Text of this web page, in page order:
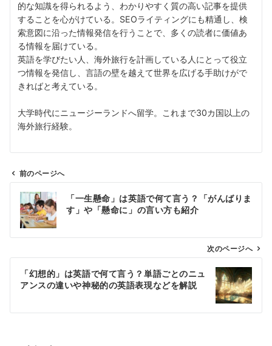
的な知識を得られるよう、わかりやすく質の高い記事を提供
することを心がけている。SEOライティングにも精通し、検
索意図に沿った情報発信を行うことで、多くの読者に価値あ
る情報を届けている。
英語を学びたい人、海外旅行を計画している人にとって役立
つ情報を発信し、言語の壁を越えて世界を広げる手助けがで
きればと考えている。
大学時代にニュージーランドへ留学。これまで30カ国以上の
海外旅行経験。
ビ
ン
前のページへ
「一生懸命」は英語で何て言う？「がんばりま
す」や「懸命に」の言い方も紹介
次のページへ
「幻想的」は英語で何て言う？単語ごとのニュ
アンスの違いや神秘的の英語表現などを解説